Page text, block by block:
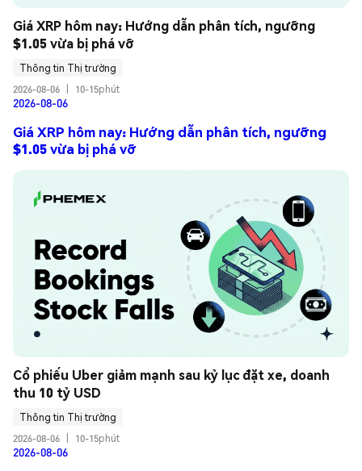
Giá XRP hôm nay: Hướng dẫn phân tích, ngưỡng
$1.05 vừa bị phá vỡ
Thông tin Thị trường
2026-08-06
10-15phút
2026-08-06
Giá XRP hôm nay: Hướng dẫn phân tích, ngưỡng
$1.05 vừa bị phá vỡ
Cổ phiếu Uber giảm mạnh sau kỷ lục đặt xe, doanh
thu 10 tỷ USD
Thông tin Thị trường
2026-08-06
10-15phút
2026-08-06